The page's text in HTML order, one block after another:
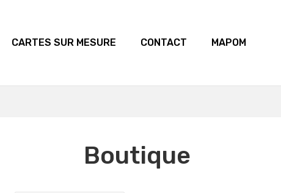
CARTES SUR MESURE CONTACT MAPOM
Boutique